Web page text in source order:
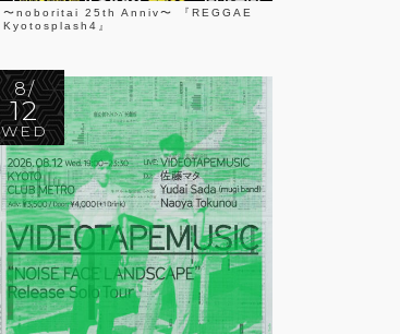
〜noboritai 25th Anniv〜 『REGGAE
Kyotosplash4』
8/
12
WED